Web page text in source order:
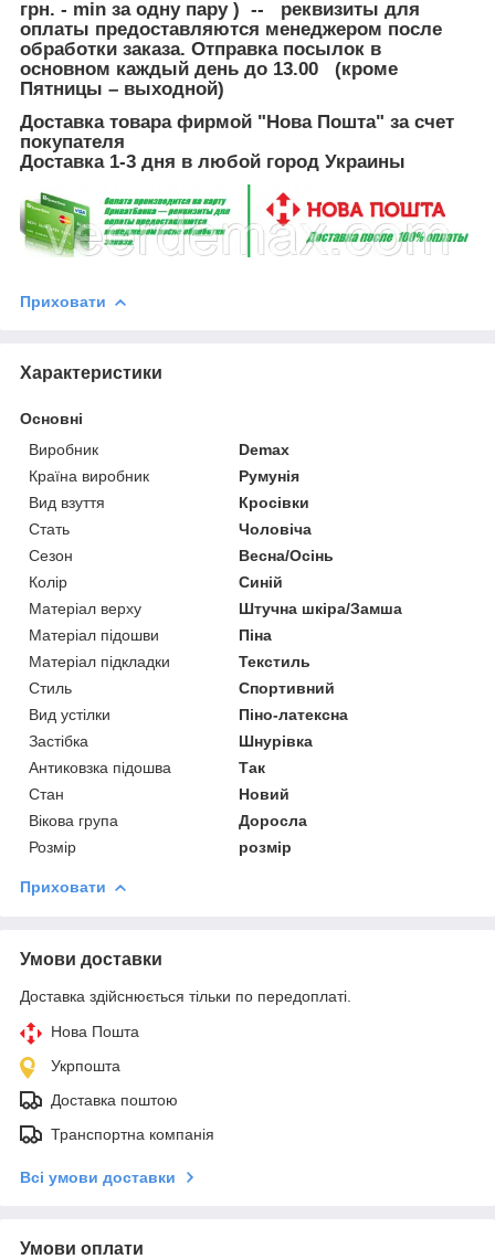
грн. - min за одну пару ) -- реквизиты для
оплаты предоставляются менеджером после
обработки заказа. Отправка посылок в
основном каждый день до 13.00 (кроме
Пятницы – выходной)
Доставка товара фирмой "Нова Пошта" за счет
покупателя
Доставка 1-3 дня в любой город Украины
Приховати
Характеристики
Основні
Виробник
Demax
Країна виробник
Румунія
Вид взуття
Кросівки
Стать
Чоловіча
Сезон
Весна/Осінь
Колір
Синій
Матеріал верху
Штучна шкіра/Замша
Матеріал підошви
Піна
Матеріал підкладки
Текстиль
Стиль
Спортивний
Вид устілки
Піно-латексна
Застібка
Шнурівка
Антиковзка підошва
Так
Стан
Новий
Вікова група
Доросла
Розмір
розмір
Приховати
Умови доставки
Доставка здійснюється тільки по передоплаті.
Нова Пошта
Укрпошта
Доставка поштою
Транспортна компанія
Всі умови доставки
Умови оплати